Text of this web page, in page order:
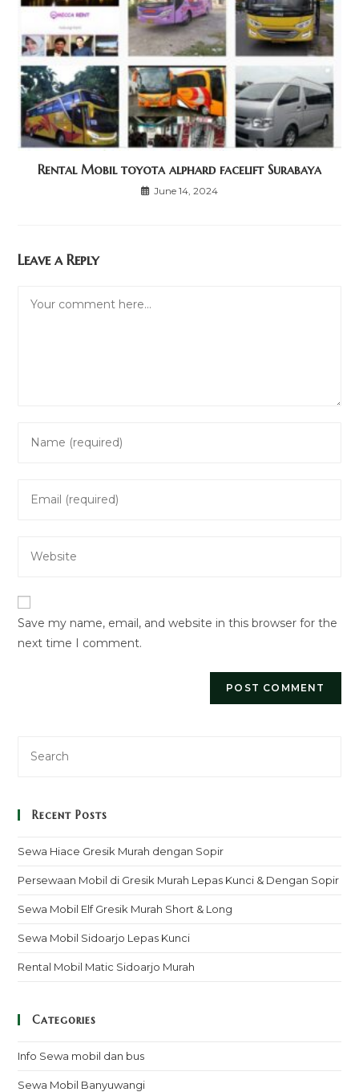
Rental Mobil toyota alphard facelift Surabaya
June 14, 2024
Leave a Reply
your
comment
your
your
URL
(optional)
Save my name, email, and website in this browser for the
next time I comment.
Recent Posts
Sewa Hiace Gresik Murah dengan Sopir
Persewaan Mobil di Gresik Murah Lepas Kunci & Dengan Sopir
Sewa Mobil Elf Gresik Murah Short & Long
Sewa Mobil Sidoarjo Lepas Kunci
Rental Mobil Matic Sidoarjo Murah
Categories
Info Sewa mobil dan bus
Sewa Mobil Banyuwangi